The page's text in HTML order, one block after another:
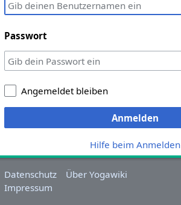
Passwort
Angemeldet bleiben
Anmelden
Hilfe beim Anmelden
Datenschutz
Über Yogawiki
Impressum